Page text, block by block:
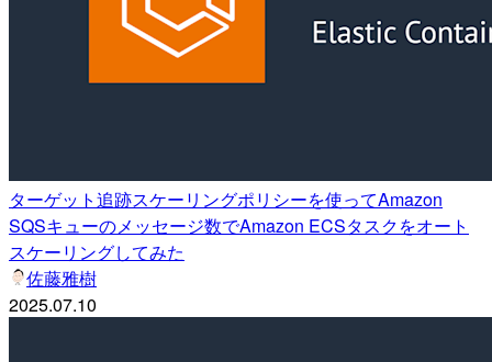
ターゲット追跡スケーリングポリシーを使ってAmazon
SQSキューのメッセージ数でAmazon ECSタスクをオート
スケーリングしてみた
佐藤雅樹
2025.07.10